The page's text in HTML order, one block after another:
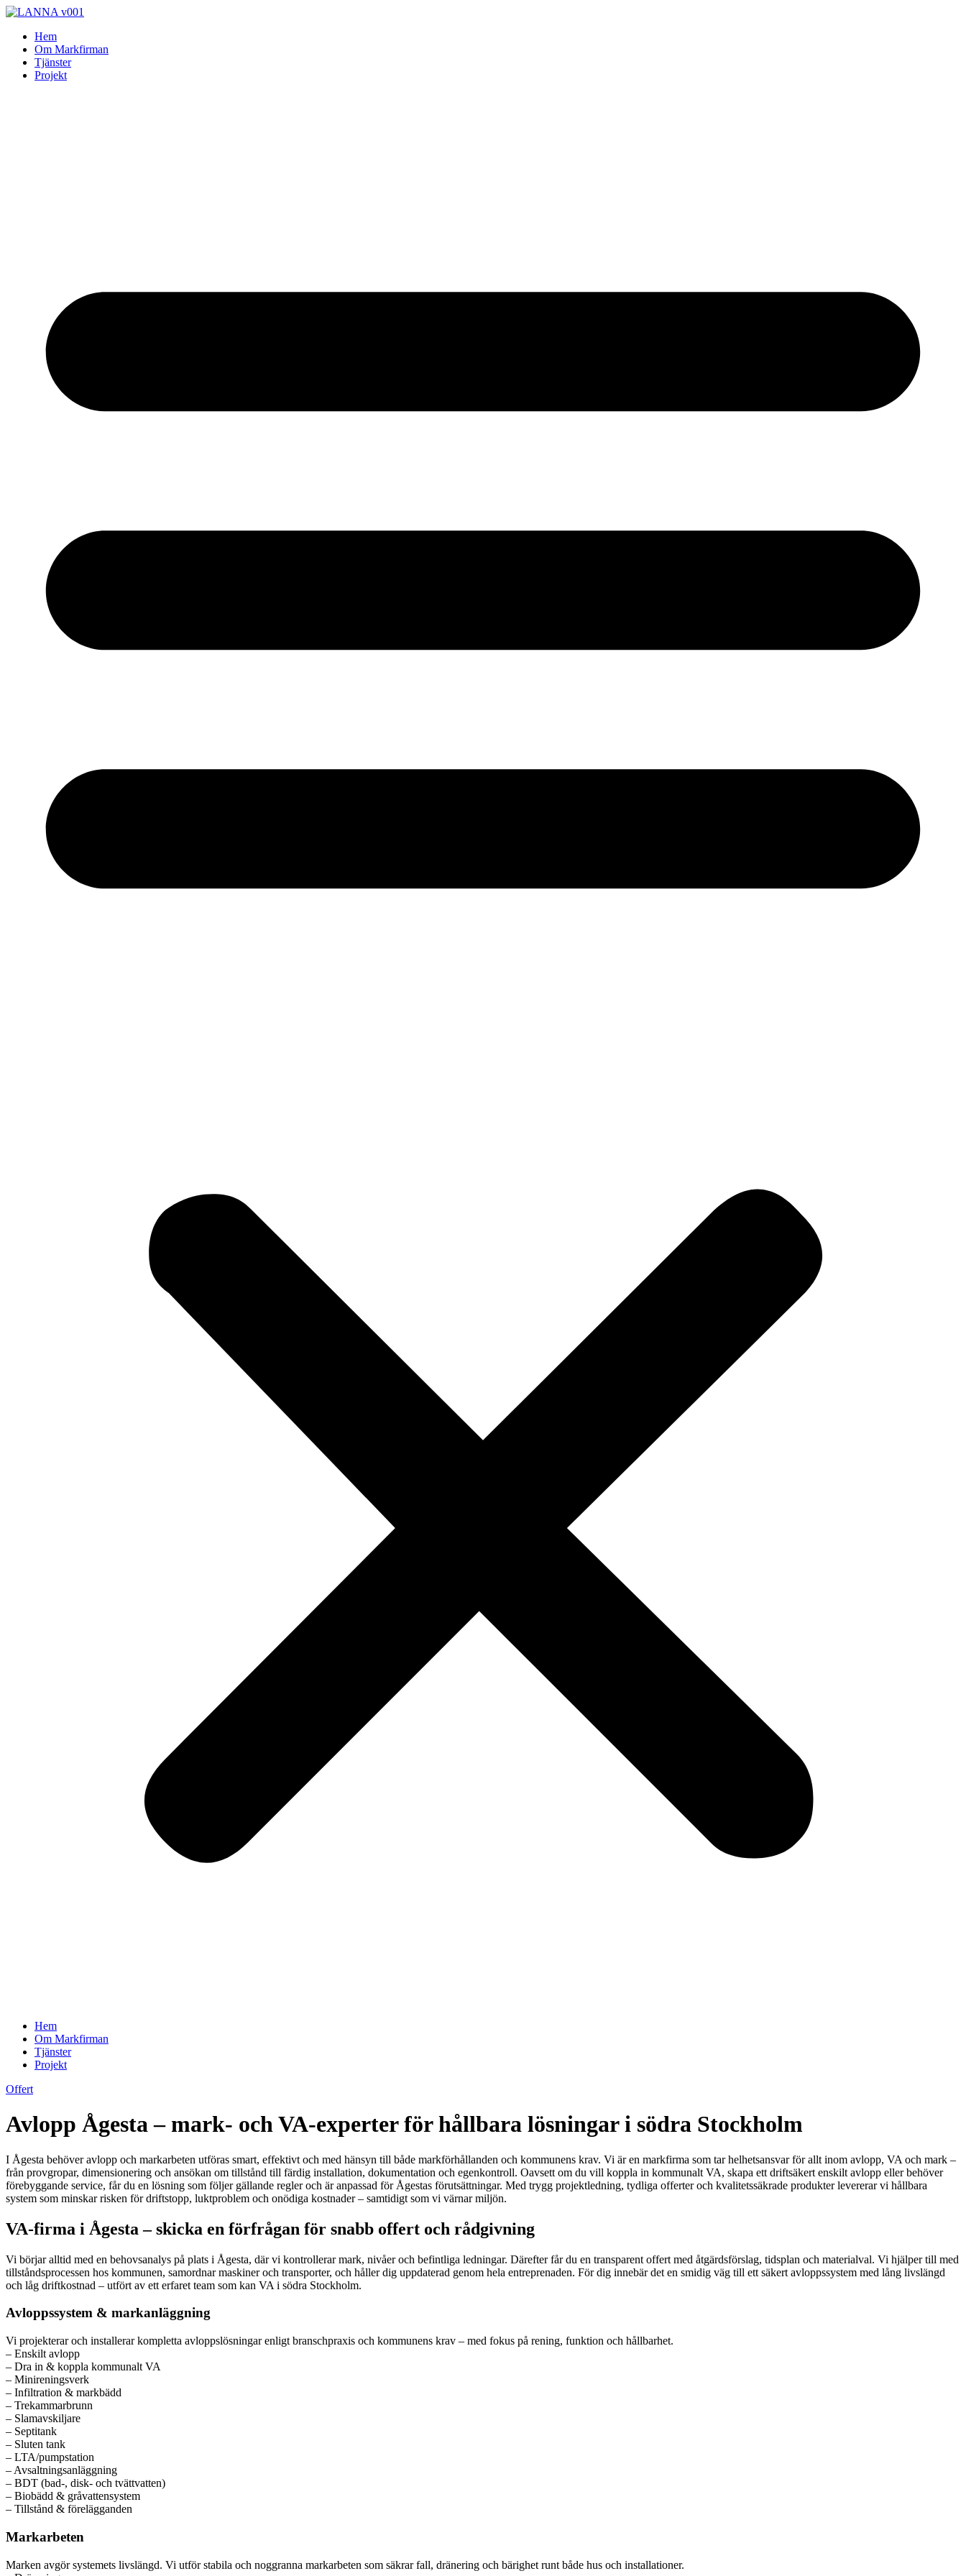
Skip
contentHem
Om Markfirman
Tjänster
Projekt
Hem
Om Markfirman
Tjänster
Projekt
Offert
Avlopp Ågesta – mark- och VA-experter för hållbara lösningar i södra Stockholm
I Ågesta behöver avlopp och markarbeten utföras smart, effektivt och med hänsyn till både markförhållanden och kommunens krav. Vi är en markfirma som tar helhetsansvar för allt inom avlopp, VA och mark –
från provgropar, dimensionering och ansökan om tillstånd till färdig installation, dokumentation och egenkontroll. Oavsett om du vill koppla in kommunalt VA, skapa ett driftsäkert enskilt avlopp eller behöver
förebyggande service, får du en lösning som följer gällande regler och är anpassad för Ågestas förutsättningar. Med trygg projektledning, tydliga offerter och kvalitetssäkrade produkter levererar vi hållbara
system som minskar risken för driftstopp, luktproblem och onödiga kostnader – samtidigt som vi värnar miljön.
VA-firma i Ågesta – skicka en förfrågan för snabb offert och rådgivning
Vi börjar alltid med en behovsanalys på plats i Ågesta, där vi kontrollerar mark, nivåer och befintliga ledningar. Därefter får du en transparent offert med åtgärdsförslag, tidsplan och materialval. Vi hjälper till med
tillståndsprocessen hos kommunen, samordnar maskiner och transporter, och håller dig uppdaterad genom hela entreprenaden. För dig innebär det en smidig väg till ett säkert avloppssystem med lång livslängd
och låg driftkostnad – utfört av ett erfaret team som kan VA i södra Stockholm.
Avloppssystem & markanläggning
Vi projekterar och installerar kompletta avloppslösningar enligt branschpraxis och kommunens krav – med fokus på rening, funktion och hållbarhet.
– Enskilt avlopp
– Dra in & koppla kommunalt VA
– Minireningsverk
– Infiltration & markbädd
– Trekammarbrunn
– Slamavskiljare
– Septitank
– Sluten tank
– LTA/pumpstation
– Avsaltningsanläggning
– BDT (bad-, disk- och tvättvatten)
– Biobädd & gråvattensystem
– Tillstånd & förelägganden
Markarbeten
Marken avgör systemets livslängd. Vi utför stabila och noggranna markarbeten som säkrar fall, dränering och bärighet runt både hus och installationer.